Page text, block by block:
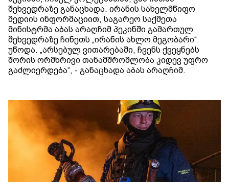
შეხვედრაზე განაცხადა. ირანის სახელმწიფო
მედიის ინფორმაციით, საგარეო საქმეთა
მინისტრმა აბას არაღჩიმ პეკინში გამართულ
შეხვედრაზე ჩინეთს „ირანის ახლო მეგობარი“
უწოდა. „არსებულ ვითარებაში, ჩვენს ქვეყნებს
შორის ორმხრივი თანამშრომლობა კიდევ უფრო
გაძლიერდება“, - განაცხადა აბას არაღჩიმ.